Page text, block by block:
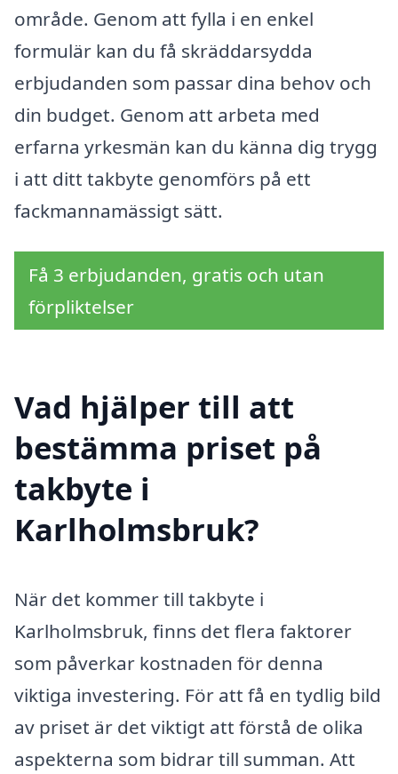
område. Genom att fylla i en enkel
formulär kan du få skräddarsydda
erbjudanden som passar dina behov och
din budget. Genom att arbeta med
erfarna yrkesmän kan du känna dig trygg
i att ditt takbyte genomförs på ett
fackmannamässigt sätt.
Få 3 erbjudanden, gratis och utan
förpliktelser
Vad hjälper till att
bestämma priset på
takbyte i
Karlholmsbruk?
När det kommer till takbyte i
Karlholmsbruk, finns det flera faktorer
som påverkar kostnaden för denna
viktiga investering. För att få en tydlig bild
av priset är det viktigt att förstå de olika
aspekterna som bidrar till summan. Att